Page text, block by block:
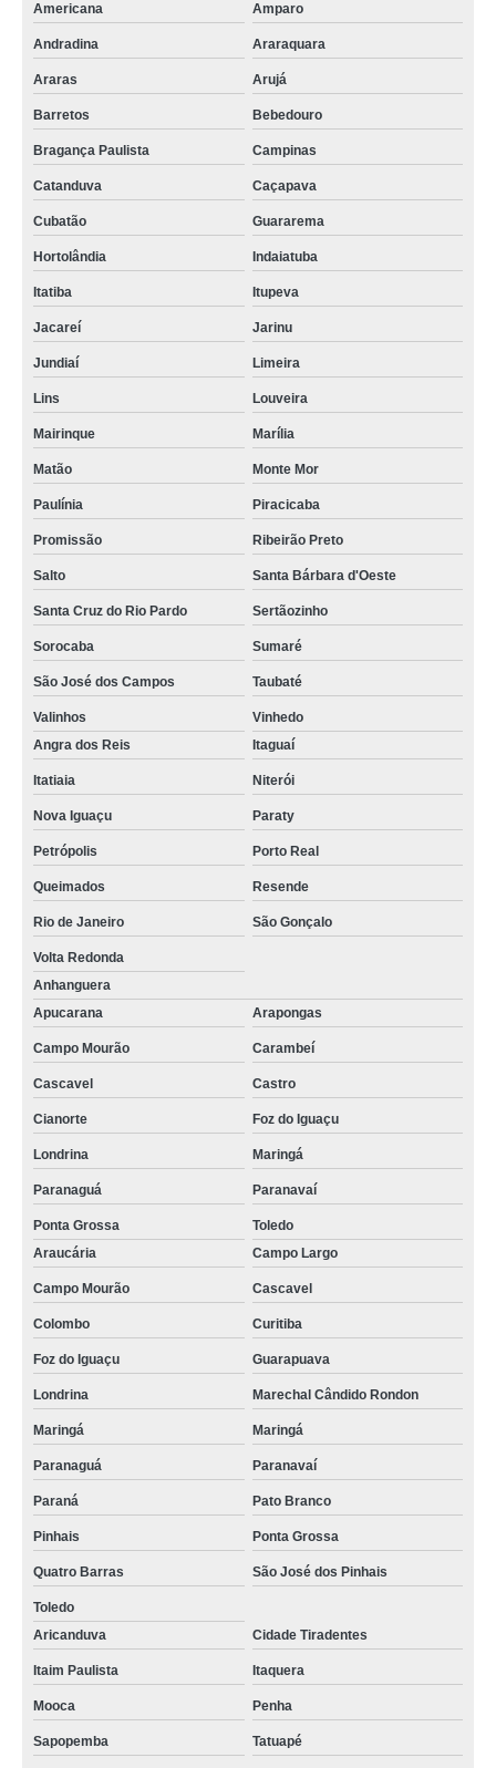
onde faz serviço de paisagismo Alto de Pinheiros
serviço de paisagismo valores São Caetano do Sul
onde faz serviço de paisagismo condominial São José Pinhais
serviço de paisagismo e jardinagem residencial Maringá
empresa especializada em serviço de paisagismo condominial Alto da Boa
Vista
onde faz serviço de paisagismo vertical Itapevi
Americana Amparo
Andradina Araraquara
Araras Arujá
Barretos Bebedouro
Bragança Paulista Campinas
Catanduva Caçapava
Cubatão Guararema
Hortolândia Indaiatuba
Itatiba Itupeva
Jacareí Jarinu
Jundiaí Limeira
Lins Louveira
Mairinque Marília
Matão Monte Mor
Paulínia Piracicaba
Promissão Ribeirão Preto
Salto Santa Bárbara d'Oeste
Santa Cruz do Rio Pardo Sertãozinho
Sorocaba Sumaré
São José dos Campos Taubaté
Valinhos
Vinhedo
Angra dos Reis
Itaguaí
Itatiaia Niterói
Nova Iguaçu Paraty
Petrópolis Porto Real
Queimados Resende
Rio de Janeiro São Gonçalo
Volta Redonda
Anhanguera
Apucarana
Arapongas
Campo Mourão Carambeí
Cascavel Castro
Cianorte Foz do Iguaçu
Londrina Maringá
Paranaguá Paranavaí
Ponta Grossa
Toledo
Araucária
Campo Largo
Campo Mourão Cascavel
Colombo Curitiba
Foz do Iguaçu Guarapuava
Londrina Marechal Cândido Rondon
Maringá Maringá
Paranaguá Paranavaí
Paraná Pato Branco
Pinhais Ponta Grossa
Quatro Barras São José dos Pinhais
Toledo
Aricanduva
Cidade Tiradentes
Itaim Paulista Itaquera
Mooca Penha
Sapopemba Tatuapé